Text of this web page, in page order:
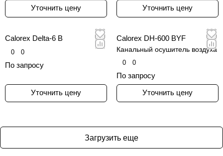
Уточнить цену Уточнить цену
Calorex Delta-6 B
0 0
По запросу
Уточнить цену
Calorex DH-600 BYF
Канальный осушитель воздуха
0 0
По запросу
Уточнить цену
Загрузить еще